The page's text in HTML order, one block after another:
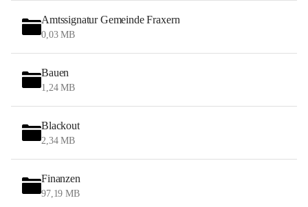
Amtssignatur Gemeinde Fraxern
0,03 MB
Bauen
1,24 MB
Blackout
2,34 MB
Finanzen
97,19 MB